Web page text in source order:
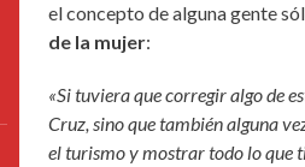
el concepto de alguna gente
de la mujer:
«Si tuviera que corregir algo de
Cruz, sino que también alguna
el turismo y mostrar todo lo que
12:00 14:00